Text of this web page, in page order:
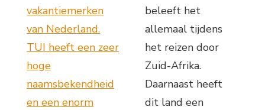
vakantiemerken
van Nederland.
TUI heeft een zeer
hoge
naamsbekendheid
en een enorm
beleeft het
allemaal tijdens
het reizen door
Zuid-Afrika.
Daarnaast heeft
dit land een